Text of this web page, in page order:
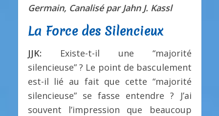
Germain, Canalisé par Jahn J. Kassl
La Force des Silencieux
JJK: Existe-t-il une “majorité
silencieuse” ? Le point de basculement
est-il lié au fait que cette “majorité
silencieuse” se fasse entendre ? J’ai
souvent l’impression que beaucoup